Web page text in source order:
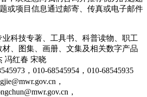
或项目信息通过邮寄、传真或电子邮件
业科技专著、工具书、科普读物、职工
材、图集、画册、文集及相关数字产品
冯红春 宋晓
，010-68545954，010-68545935
，
，